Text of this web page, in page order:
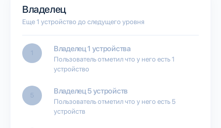
Владелец
Еще 1 устройство до следущего уровня
1 Владелец 1 устройства
Пользователь отметил что у него есть 1
устройство
5 Владелец 5 устройств
Пользователь отметил что у него есть 5
устройств